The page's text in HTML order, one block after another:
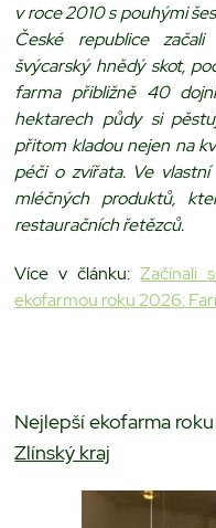
v roce 2010 s pouhými
České republice
švýcarský hnědý skot,
farma přibližně 40
hektarech půdy si
přitom kladou nejen na
péči o zvířata. Ve
mléčných produktů,
restauračních řetězců.
Více v článku:Začínali
ekofarmou roku 2026:
Nejlepší ekofarma
Zlínský kraj